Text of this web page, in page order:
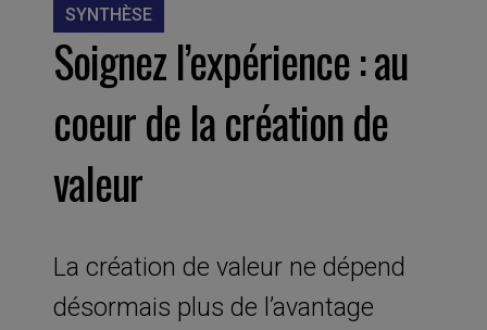
SYNTHÈSE
Soignez l’expérience : au
coeur de la création de
valeur
La création de valeur ne dépend
désormais plus de l’avantage